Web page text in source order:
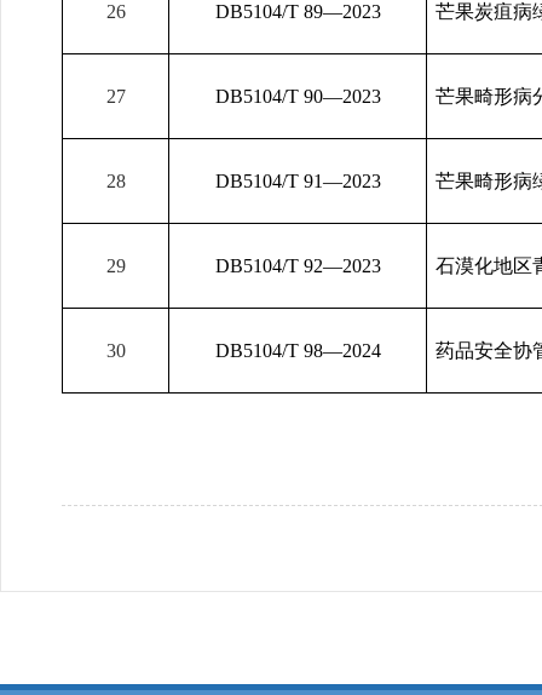
26 DB5104/T 89—2023 芒果炭疽病
27 DB5104/T 90—2023 芒果畸形病
28 DB5104/T 91—2023 芒果畸形病
29 DB5104/T 92—2023 石漠化地区
30 DB5104/T 98—2024 药品安全协